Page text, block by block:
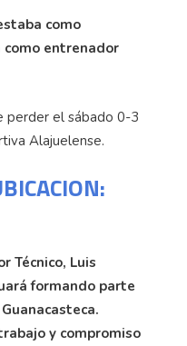
como
entrenador
perder el sábado 0-3
Alajuelense.
Técnico, Luis
formando parte
y compromiso